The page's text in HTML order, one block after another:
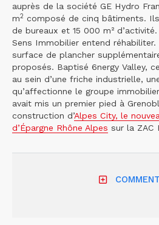
auprès de la société GE Hydro
m2 composé de cinq bâtiments.
de bureaux et 15 000 m²
Sens Immobilier entend réhabiliter.
surface de plancher
proposés. Baptisé 6nergy Valley,
au sein d’une friche industrielle,
qu’affectionne le groupe
avait mis un premier pied à
construction d’Alpes City, le
d’Épargne Rhône Alpes sur la ZAC